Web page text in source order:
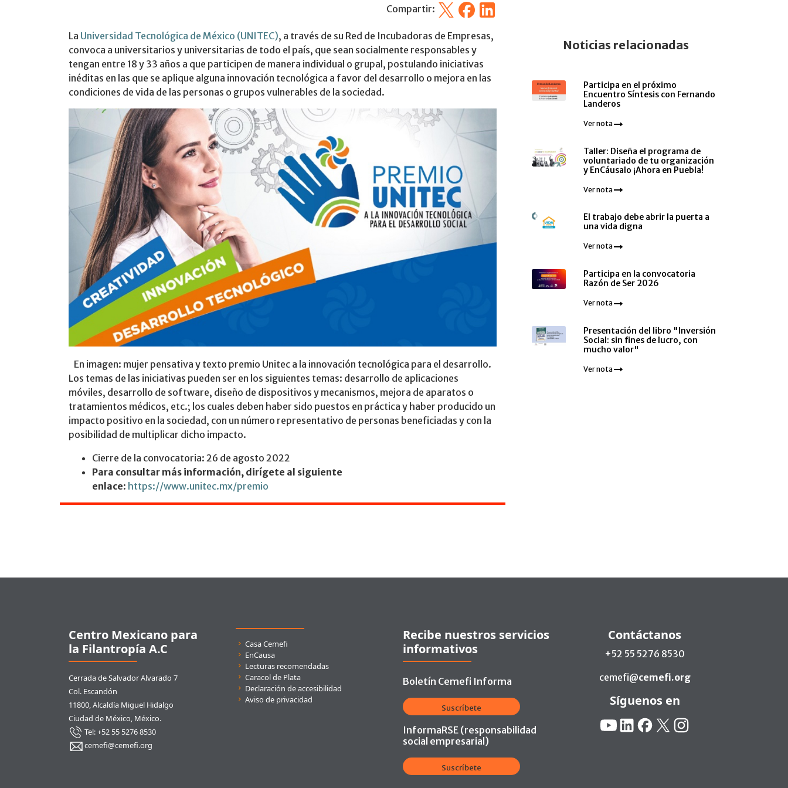
Compartir: X FacebookLinkedin
La Universidad Tecnológica de México (UNITEC), a través de su Red de Incubadoras de Empresas,
convoca a universitarios y universitarias de todo el país, que sean socialmente responsables y
tengan entre 18 y 33 años a que participen de manera individual o grupal, postulando iniciativas
inéditas en las que se aplique alguna innovación tecnológica a favor del desarrollo o mejora en las
condiciones de vida de las personas o grupos vulnerables de la sociedad.
En imagen: mujer pensativa y texto premio Unitec a la innovación tecnológica para el desarrollo.
Los temas de las iniciativas pueden ser en los siguientes temas: desarrollo de aplicaciones
móviles, desarrollo de software, diseño de dispositivos y mecanismos, mejora de aparatos o
tratamientos médicos, etc.; los cuales deben haber sido puestos en práctica y haber producido un
impacto positivo en la sociedad, con un número representativo de personas beneficiadas y con la
posibilidad de multiplicar dicho impacto.
Cierre de la convocatoria: 26 de agosto 2022
Para consultar más información, dirígete al siguiente
enlace: https://www.unitec.mx/premio
Noticias relacionadas
Participa en el próximo
Encuentro Síntesis con Fernando
Landeros
Ver nota
Taller: Diseña el programa de
voluntariado de tu organización
y EnCáusalo ¡Ahora en Puebla!
Ver nota
El trabajo debe abrir la puerta a
una vida digna
Ver nota
Participa en la convocatoria
Razón de Ser 2026
Ver nota
Presentación del libro "Inversión
Social: sin fines de lucro, con
mucho valor"
Ver nota
Centro Mexicano para
la Filantropía A.C
Cerrada de Salvador Alvarado 7
Col. Escandón
11800, Alcaldía Miguel Hidalgo
Ciudad de México, México.
Tel: +52 55 5276 8530
cemefi@cemefi.org
Enlaces rápidos
Casa Cemefi
EnCausa
Lecturas recomendadas
Caracol de Plata
Declaración de accesibilidad
Aviso de privacidad
Recibe nuestros servicios
informativos
Boletín Cemefi Informa
Suscríbete
InformaRSE (responsabilidad
social empresarial)
Suscríbete
Contáctanos
+52 55 5276 8530
cemefi@cemefi.org
Síguenos en
Redes Sociales:
YouTube
LinkedinFacebook
X Instagram